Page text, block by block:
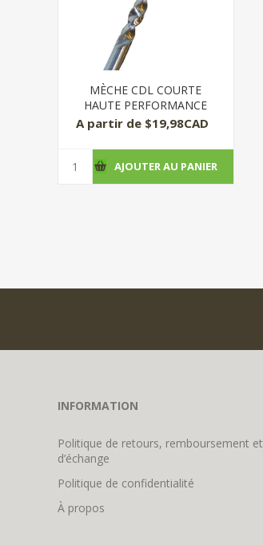
MÈCHE CDL COURTE
HAUTE PERFORMANCE
A partir de $19,98CAD
AJOUTER AU PANIER
INFORMATION
Politique de retours, remboursement et
d’échange
Politique de confidentialité
À propos